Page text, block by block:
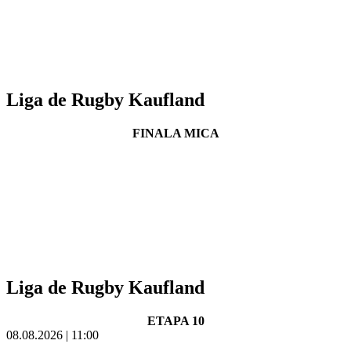
Liga de Rugby Kaufland
FINALA MICA
Liga de Rugby Kaufland
ETAPA 10
08.08.2026 | 11:00